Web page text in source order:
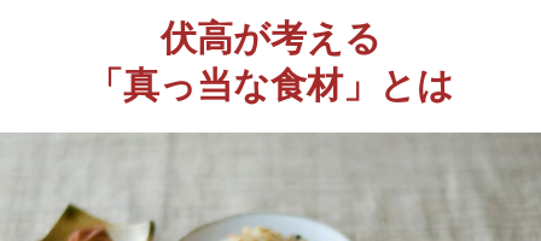
伏高が考える
「真っ当な食材」とは